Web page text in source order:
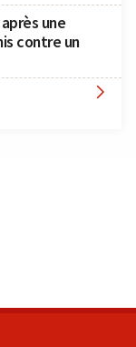
une
contre un
